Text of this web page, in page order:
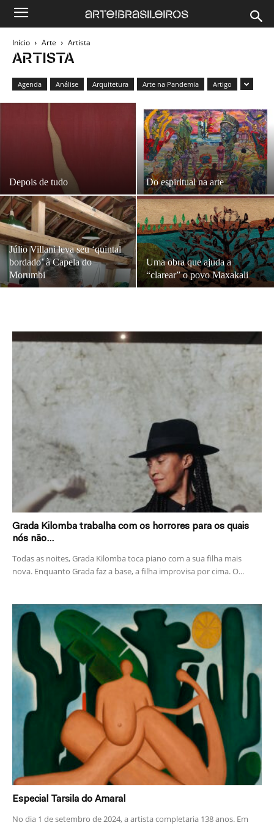
Início Arte Artista
ARTISTA
Agenda Análise Arquitetura Arte na Pandemia Artigo
Depois de tudo Do espiritual na arte
Júlio Villani leva seu ‘quintal
bordado’ à Capela do
Morumbi
Uma obra que ajuda a
“clarear” o povo Maxakali
Grada Kilomba trabalha com os horrores para os quais
nós não...
Todas as noites, Grada Kilomba toca piano com a sua filha mais
nova. Enquanto Grada faz a base, a filha improvisa por cima. O...
Especial Tarsila do Amaral
No dia 1 de setembro de 2024, a artista completaria 138 anos. Em